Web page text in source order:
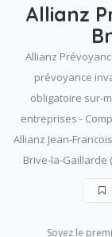
Allianz
Allianz
prévoyance
obligatoire sur-
entreprises -
Allianz Jean-
Brive-la-Gaillarde
Soyez le